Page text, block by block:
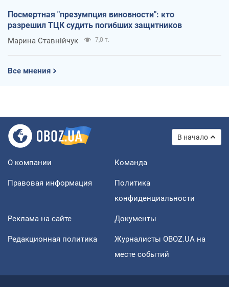
Посмертная "презумпция виновности": кто
разрешил ТЦК судить погибших защитников
Марина Ставнійчук 7,0 т.
Все мнения
В начало
О компании Команда
Правовая информация
Политика
конфиденциальности
Реклама на сайте Документы
Редакционная политика
Журналисты OBOZ.UA на
месте событий